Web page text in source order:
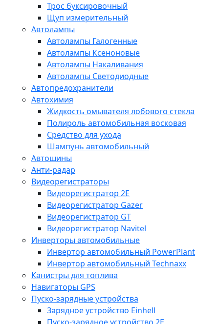
Трос буксировочный
Щуп измерительный
Автолампы
Автолампы Галогенные
Автолампы Ксеноновые
Автолампы Накаливания
Автолампы Светодиодные
Автопредохранители
Автохимия
Жидкость омывателя лобового стекла
Полироль автомобильная восковая
Средство для ухода
Шампунь автомобильный
Автошины
Анти-радар
Видеорегистраторы
Видеорегистратор 2E
Видеорегистратор Gazer
Видеорегистратор GT
Видеорегистратор Navitel
Инверторы автомобильные
Инвертор автомобильный PowerPlant
Инвертор автомобильный Technaxx
Канистры для топлива
Навигаторы GPS
Пуско-зарядные устройства
Зарядное устройство Einhell